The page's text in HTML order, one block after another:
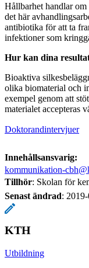
Hållbarhet handlar
det här
antibiotika för att ta
infektioner som
Hur kan dina
Bioaktiva
olika biomaterial och
exempel genom att
materialet accepteras
Doktorandintervjuer
Innehållsansvarig:
kommunikation-
Tillhör: Skolan för
Senast ändrad:
KTH
Utbildning